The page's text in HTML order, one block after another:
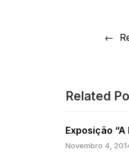
Related
Exposição “A
Novembro 4,